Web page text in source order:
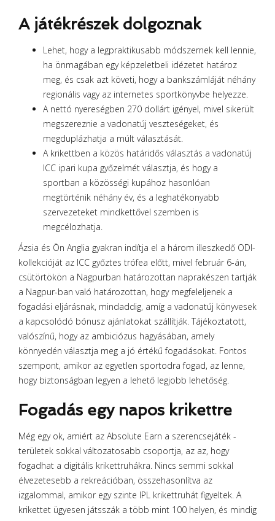
A játékrészek dolgoznak
Lehet, hogy a legpraktikusabb módszernek kell lennie,
ha önmagában egy képzeletbeli idézetet határoz
meg, és csak azt követi, hogy a bankszámláját néhány
regionális vagy az internetes sportkönyvbe helyezze.
A nettó nyereségben 270 dollárt igényel, mivel sikerült
megszereznie a vadonatúj veszteségeket, és
megduplázhatja a múlt választását.
A krikettben a közös határidős választás a vadonatúj
ICC ipari kupa győzelmét választja, és hogy a
sportban a közösségi kupához hasonlóan
megtörténik néhány év, és a leghatékonyabb
szervezeteket mindkettővel szemben is
megcélozhatja.
Ázsia és Ön Anglia gyakran indítja el a három illeszkedő ODI-
kollekcióját az ICC győztes trófea előtt, mivel február 6-án,
csütörtökön a Nagpurban határozottan naprakészen tartják
a Nagpur-ban való határozottan, hogy megfeleljenek a
fogadási eljárásnak, mindaddig, amíg a vadonatúj könyvesek
a kapcsolódó bónusz ajánlatokat szállítják. Tájékoztatott,
valószínű, hogy az ambiciózus hagyásában, amely
könnyedén választja meg a jó értékű fogadásokat. Fontos
szempont, amikor az egyetlen sportodra fogad, az lenne,
hogy biztonságban legyen a lehető legjobb lehetőség.
Fogadás egy napos krikettre
Még egy ok, amiért az Absolute Earn a szerencsejáték -
területek sokkal változatosabb csoportja, az az, hogy
fogadhat a digitális krikettruhákra. Nincs semmi sokkal
élvezetesebb a rekreációban, összehasonlítva az
izgalommal, amikor egy szinte IPL krikettruhát figyeltek. A
krikettet ügyesen játsszák a több mint 100 helyen, és mindig